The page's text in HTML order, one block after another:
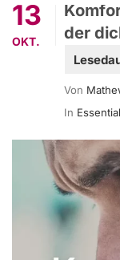
13
OKT.
der
Von
In